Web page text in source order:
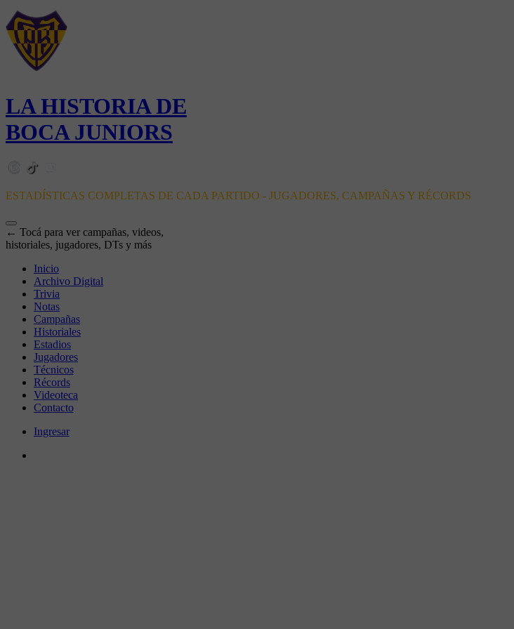
LA HISTORIA DE
BOCA JUNIORS
ESTADÍSTICAS COMPLETAS DE CADA PARTIDO - JUGADORES, CAMPAÑAS Y RÉCORDS
← Tocá para ver campañas, videos,
historiales, jugadores, DTs y más
Inicio
Archivo Digital
Trivia
Notas
Campañas
Historiales
Estadios
Jugadores
Técnicos
Récords
Videoteca
Contacto
Ingresar